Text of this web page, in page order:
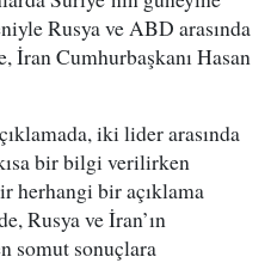
Rusya ve ABD arasında
İran Cumhurbaşkanı Hasan
iki lider arasında
bir bilgi verilirken
herhangi bir açıklama
Rusya ve İran’ın
somut sonuçlara